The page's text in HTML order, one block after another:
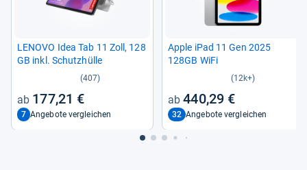
LENOVO Idea Tab 11 Zoll, 128
GB inkl. Schutz­hülle
(407)
177,21 €
7 Angebote vergleichen
Apple iPad 11 Gen 2025
128GB WiFi
(12k+)
440,29 €
32 Angebote vergleichen